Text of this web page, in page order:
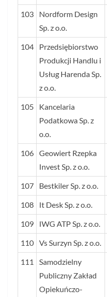
103
Nordform Design
Sp. z o.o.
104
Przedsiębiorstwo
Produkcji Handlu i
Usług Harenda Sp.
z o.o.
105
Kancelaria
Podatkowa Sp. z
o.o.
106 Geowiert Rzepka
Invest Sp. z o.o.
107 Bestkiler Sp. z o.o.
108 It Desk Sp. z o.o.
109 IWG ATP Sp. z o.o.
110 Vs Surzyn Sp. z o.o.
111
Samodzielny
Publiczny Zakład
Opiekuńczo-